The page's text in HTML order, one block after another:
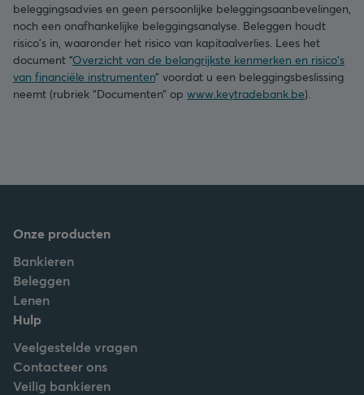
beleggingsadvies en geen persoonlijke beleggingsaanbevelingen,
noch een onafhankelijke beleggingsanalyse. Beleggen houdt
risico's in, waaronder het risico van kapitaalverlies. Lees het
document “Overzicht van de belangrijkste kenmerken en risico's
van financiële instrumenten” voordat u een beleggingsbeslissing
neemt (rubriek “Documenten” op www.keytradebank.be).
Onze producten
Bankieren
Beleggen
Lenen
Hulp
Veelgestelde vragen
Contacteer ons
Veilig bankieren